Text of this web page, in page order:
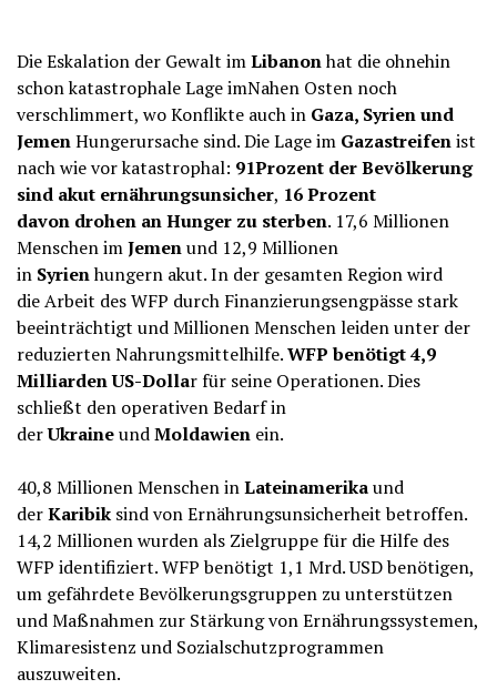
Die Eskalation der Gewalt imLibanonhat die ohnehin
schon katastrophale Lage imNahen Osten noch
verschlimmert, wo Konflikte auch in Gaza, Syrien und
JemenHungerursache sind. Die Lage im Gazastreifenist
nach wie vor katastrophal: 91Prozent der Bevölkerung
sind akut ernährungsunsicher, 16 Prozent
davon drohen an Hunger zu sterben. 17,6 Millionen
Menschen imJemenund 12,9 Millionen
in Syrienhungern akut. In der gesamten Region wird
die Arbeit des WFP durch Finanzierungsengpässe stark
beeinträchtigt und Millionen Menschen leiden unter der
reduzierten Nahrungsmittelhilfe.WFP benötigt 4,9
Milliarden US-Dollar für seine Operationen. Dies
schließt den operativen Bedarf in
derUkraineundMoldawien ein.
40,8 Millionen Menschen inLateinamerikaund
derKaribik sind von Ernährungsunsicherheit betroffen.
14,2 Millionen wurden als Zielgruppe für die Hilfe des
WFP identifiziert. WFP benötigt 1,1 Mrd. USD benötigen,
um gefährdete Bevölkerungsgruppen zu unterstützen
und Maßnahmen zur Stärkung von Ernährungssystemen,
Klimaresistenz und Sozialschutzprogrammen
auszuweiten.